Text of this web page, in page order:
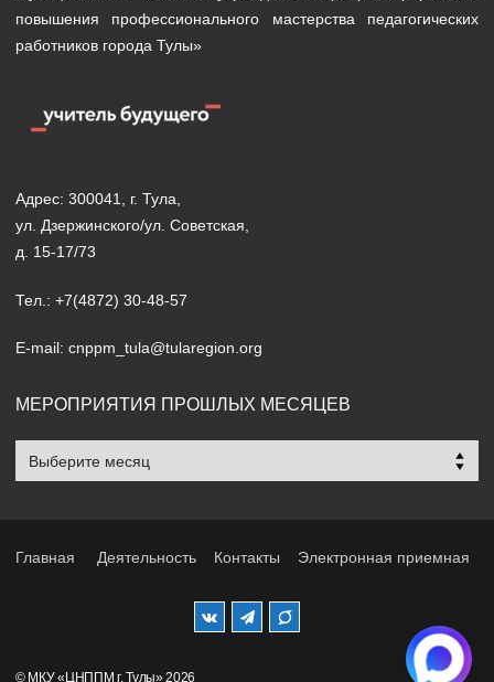
повышения профессионального мастерства педагогических
работников города Тулы»
Адрес: 300041, г. Тула,
ул. Дзержинского/ул. Советская,
д. 15-17/73
Тел.: +7(4872) 30-48-57
E-mail: cnppm_tula@tularegion.org
МЕРОПРИЯТИЯ ПРОШЛЫХ МЕСЯЦЕВ
Мероприятия
прошлых
Главная Деятельность Контакты Электронная приемная
© МКУ «ЦНППМ г. Тулы» 2026